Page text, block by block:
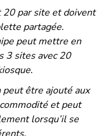
par site et doivent
partagée.
peut mettre en
3 sites avec 20
être ajouté aux
et peut
lorsqu’il se